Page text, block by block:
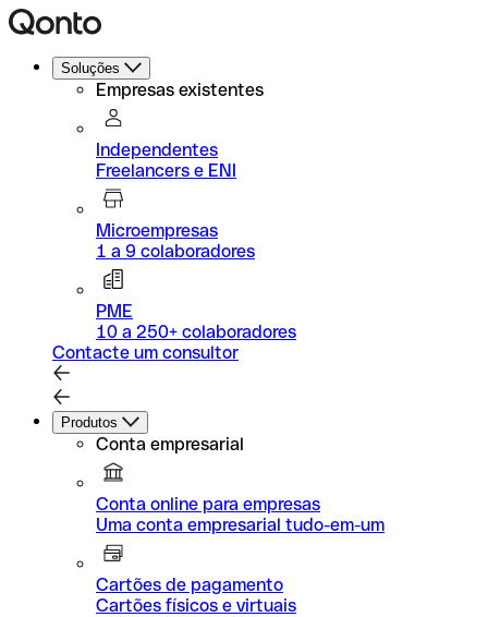
Soluções
Empresas existentes
Independentes
Freelancers e ENI
Microempresas
1 a 9 colaboradores
PME
10 a 250+ colaboradores
Contacte um consultor
Produtos
Conta empresarial
Conta online para empresas
Uma conta empresarial tudo-em-um
Cartões de pagamento
Cartões físicos e virtuais